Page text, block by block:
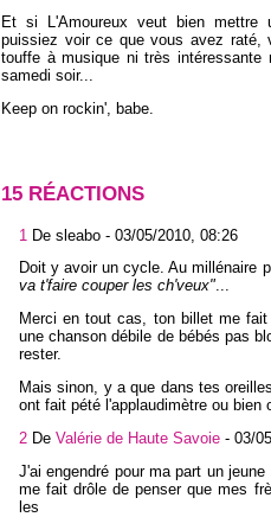
Et si L'Amoureux veut bien mettre
puissiez voir ce que vous avez raté,
touffe à musique ni très intéressante
samedi soir...
Keep on rockin', babe.
15 RÉACTIONS
1 De sleabo - 03/05/2010, 08:26
Doit y avoir un cycle. Au millénaire
va t'faire couper les ch'veux"...
Merci en tout cas, ton billet me
une chanson débile de bébés pas
rester.
Mais sinon, y a que dans tes
ont fait pété l'applaudimètre ou bien
2 De Valérie de Haute Savoie - 03/
J'ai engendré pour ma part un
me fait drôle de penser que mes
les